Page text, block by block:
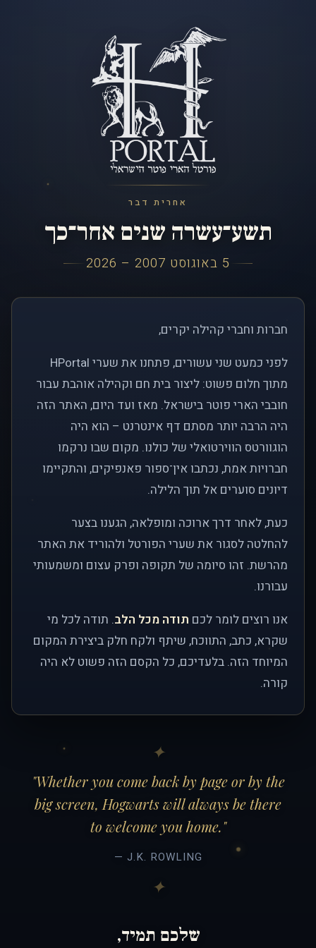
אחרית דבר
תשע־עשרה שנים אחר־כך
5 באוגוסט 2007 – 2026
חברות וחברי קהילה יקרים,
לפני כמעט שני עשורים, פתחנו את שערי HPortal
מתוך חלום פשוט: ליצור בית חם וקהילה אוהבת עבור
חובבי הארי פוטר בישראל. מאז ועד היום, האתר הזה
היה הרבה יותר מסתם דף אינטרנט – הוא היה
הוגוורטס הווירטואלי של כולנו. מקום שבו נרקמו
חברויות אמת, נכתבו אין־ספור פאנפיקים, והתקיימו
דיונים סוערים אל תוך הלילה.
כעת, לאחר דרך ארוכה ומופלאה, הגענו בצער
להחלטה לסגור את שערי הפורטל ולהוריד את האתר
מהרשת. זהו סיומה של תקופה ופרק עצום ומשמעותי
עבורנו.
אנו רוצים לומר לכם תודה מכל הלב. תודה לכל מי
שקרא, כתב, התווכח, שיתף ולקח חלק ביצירת המקום
המיוחד הזה. בלעדיכם, כל הקסם הזה פשוט לא היה
קורה.
"Whether you come back by page or by the
big screen, Hogwarts will always be there
to welcome you home."
— J.K. ROWLING
שלכם תמיד,